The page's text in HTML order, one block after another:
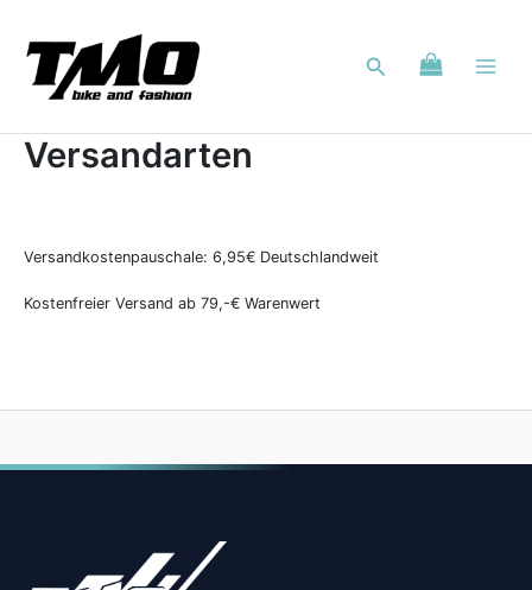
springen
Suchen
Versandarten
Versandkostenpauschale: 6,95€ Deutschlandweit
Kostenfreier Versand ab 79,-€ Warenwert